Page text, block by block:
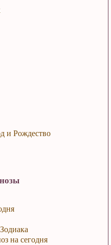
и Рождество
на сегодня